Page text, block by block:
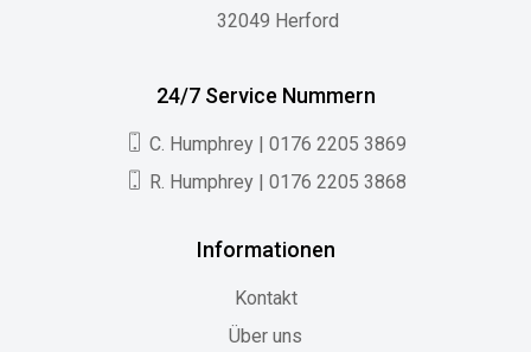
32049 Herford
24/7 Service Nummern
C. Humphrey | 0176 2205 3869
R. Humphrey | 0176 2205 3868
Informationen
Kontakt
Über uns